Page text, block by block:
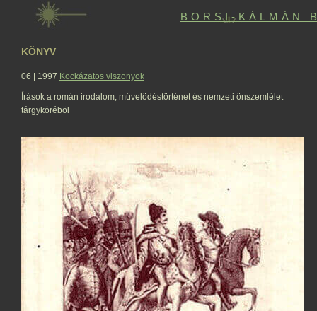
BORSI-KÁLMÁN
KÖNYV
06 | 1997 Kockázatos viszonyok
Írások a román irodalom, müvelödéstörténet és nemzeti önszemlélet
tárgyköréböl